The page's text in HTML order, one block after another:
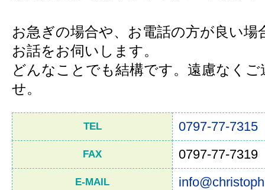
お急ぎの場合や、お電話の方が良い場
お話をお伺いします。
どんなことでも結構です。遠慮なくご
せ。
TEL 0797-77-7315
FAX 0797-77-7319
E-MAIL